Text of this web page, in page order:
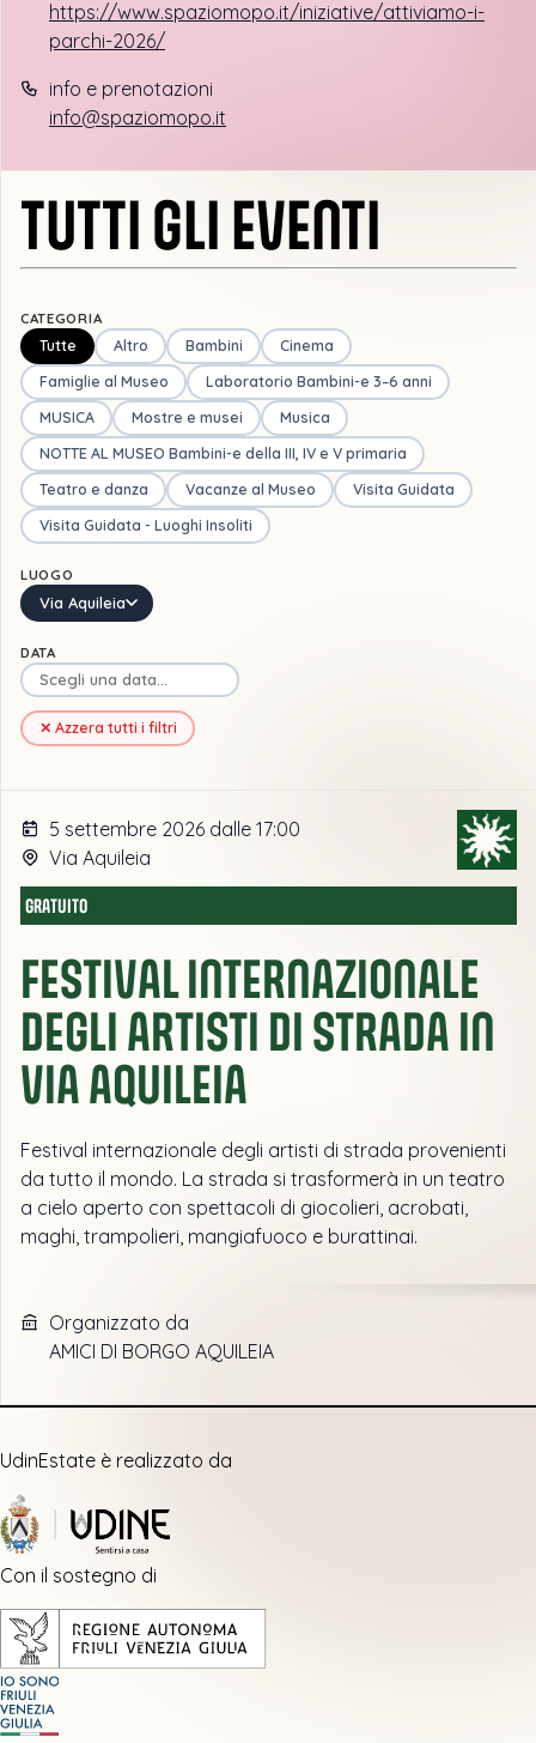
https://www.spaziomopo.it/iniziative/attiviamo-i-
parchi-2026/
info e prenotazioni
info@spaziomopo.it
TUTTI GLI EVENTI
CATEGORIA
Tutte
Altro Bambini
Cinema
Famiglie al Museo
Laboratorio Bambini-e 3–6 anni
MUSICA
Mostre e musei
Musica
NOTTE AL MUSEO Bambini-e della III, IV e V primaria
Teatro e danza
Vacanze al Museo
Visita Guidata
Visita Guidata - Luoghi Insoliti
LUOGO
Via Aquileia
DATA
✕ Azzera tutti i filtri
5 settembre 2026 dalle 17:00
Via Aquileia
GRATUITO
FESTIVAL INTERNAZIONALE
DEGLI ARTISTI DI STRADA IN
VIA AQUILEIA
Festival internazionale degli artisti di strada provenienti
da tutto il mondo. La strada si trasformerà in un teatro
a cielo aperto con spettacoli di giocolieri, acrobati,
maghi, trampolieri, mangiafuoco e burattinai.
Organizzato da
AMICI DI BORGO AQUILEIA
UdinEstate è realizzato da
Con il sostegno di